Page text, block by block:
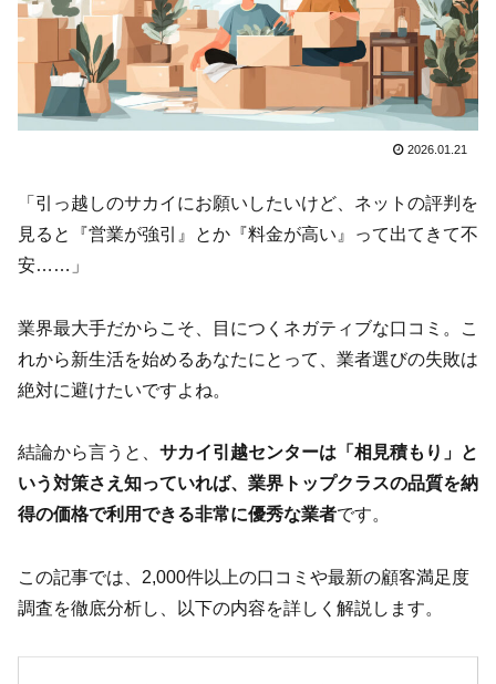
2026.01.21
「引っ越しのサカイにお願いしたいけど、ネットの評判を
見ると『営業が強引』とか『料金が高い』って出てきて不
安……」
業界最大手だからこそ、目につくネガティブな口コミ。こ
れから新生活を始めるあなたにとって、業者選びの失敗は
絶対に避けたいですよね。
結論から言うと、 サカイ引越センターは「相見積もり」と
いう対策さえ知っていれば、業界トップクラスの品質を納
得の価格で利用できる非常に優秀な業者です。
この記事では、2,000件以上の口コミや最新の顧客満足度
調査を徹底分析し、以下の内容を詳しく解説します。